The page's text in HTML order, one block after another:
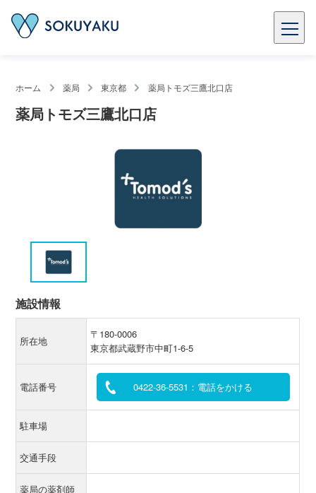
ホーム 薬局 東京都 薬局トモズ三鷹北口店
薬局トモズ三鷹北口店
施設情報
所在地
〒180-0006
東京都武蔵野市中町1-6-5
電話番号 0422-36-5531：電話をかける
駐車場
交通手段
薬局の薬剤師